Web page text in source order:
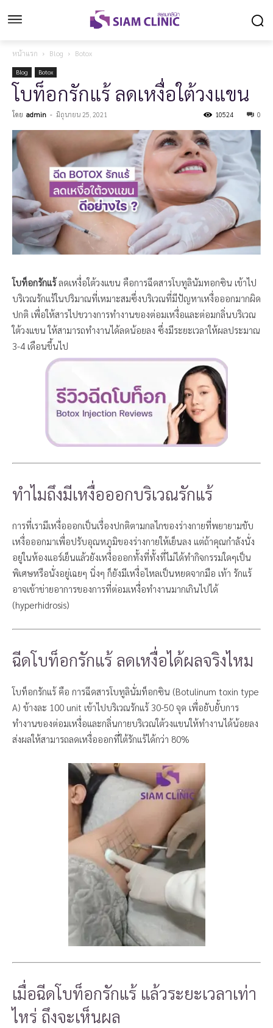
หน้าแรก Blog Botox
Blog Botox
โบท็อกรักแร้ ลดเหงื่อใต้วงแขน
โดย admin - มิถุนายน 25, 2021 0
10524
โบท็อกรักแร้ลดเหงื่อใต้วงแขน คือการฉีดสารโบทูลินัมทอกซิน เข้าไป
บริเวณรักแร้ในปริมาณที่เหมาะสมซึ่งบริเวณที่มีปัญหาเหงื่อออกมากผิด
ปกติ เพื่อให้สารไปขวางการทำงานของต่อมเหงื่อและต่อมกลิ่นบริเวณ
ใต้วงแขน ให้สามารถทำงานได้ลดน้อยลง ซึ่งมีระยะเวลาให้ผลประมาณ
3-4 เดือนขึ้นไป
ทำไมถึงมีเหงื่อออกบริเวณรักแร้
การที่เรามีเหงื่อออกเป็นเรื่องปกติตามกลไกของร่างกายที่พยายามขับ
เหงื่อออกมาเพื่อปรับอุณหภูมิของร่างกายให้เย็นลง แต่ถ้าคุณกำลังนั่ง
อยู่ในห้องแอร์เย็นแล้วยังเหงื่อออกทั้งที่ทั้งที่ไม่ได้ทำกิจกรรมใดๆเป็น
พิเศษหรือนั่งอยู่เฉยๆ นิ่งๆ ก็ยังมีเหงื่อไหลเป็นหยดจากมือ เท้า รักแร้
อาจเข้าข่ายอาการของการที่ต่อมเหงื่อทำงานมากเกินไปได้
(hyperhidrosis)
ฉีดโบท็อกรักแร้ ลดเหงื่อได้ผลจริงไหม
โบท็อกรักแร้ คือ การฉีดสารโบทูลินั่มท็อกซิน (Botulinum toxin type
A) ข้างละ 100 unit เข้าไปบริเวณรักแร้ 30-50 จุด เพื่อยับยั้บการ
ทำงานของต่อมเหงื่อและกลิ่นกายบริเวณใต้วงแขนให้ทำงานได้น้อยลง
ส่งผลให้สามารถลดเหงื่อออกที่ใต้รักแร้ได้กว่า 80%
เมื่อฉีดโบท็อกรักแร้ แล้วระยะเวลาเท่า
ไหร่ ถึงจะเห็นผล